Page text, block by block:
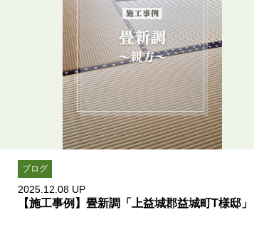
ブログ
2025.12.08 UP
【施工事例】畳新調「上益城郡益城町T様邸」